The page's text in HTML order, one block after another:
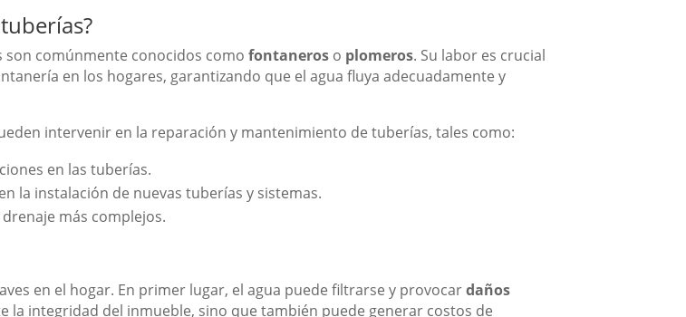
son comúnmente conocidos como fontaneros o plomeros. Su labor es crucial
en los hogares, garantizando que el agua fluya adecuadamente y
intervenir en la reparación y mantenimiento de tuberías, tales como:
en las tuberías.
la instalación de nuevas tuberías y sistemas.
más complejos.
en el hogar. En primer lugar, el agua puede filtrarse y provocardaños
la integridad del inmueble, sino que también puede generar costos de